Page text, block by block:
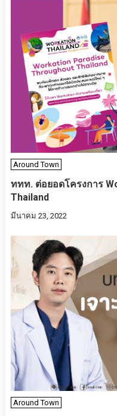
Around Town
ททท. ต่อยอดโครงการ
Thailand
มีนาคม 23, 2022
Around Town